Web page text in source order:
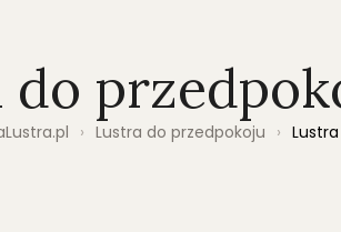
do
› Lustra do przedpokoju ›